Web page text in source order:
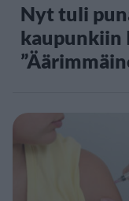
Nyt tuli
kaupunkiin